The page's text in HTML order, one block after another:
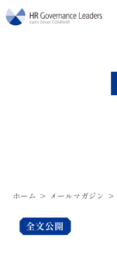
ホーム > メールマガジン >